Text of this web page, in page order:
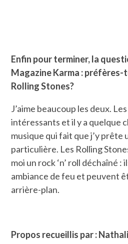
Enfin pour terminer, la
Magazine Karma : préfères-
Rolling Stones?
J’aime beaucoup les deux.
intéressants et il y a quelque
musique qui fait que j’y prête
particulière. Les Rolling
moi un rock ‘n’ roll déchaîné
ambiance de feu et peuvent
arrière-plan.
Propos recueillis par :